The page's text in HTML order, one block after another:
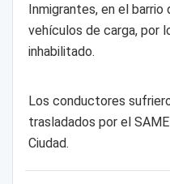
Inmigrantes, en el
vehículos de carga, por
inhabilitado.
Los conductores
trasladados por el
Ciudad.